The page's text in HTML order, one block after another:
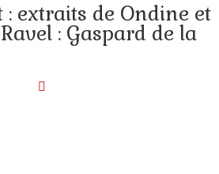
: extraits de Ondine et
: Gaspard de la